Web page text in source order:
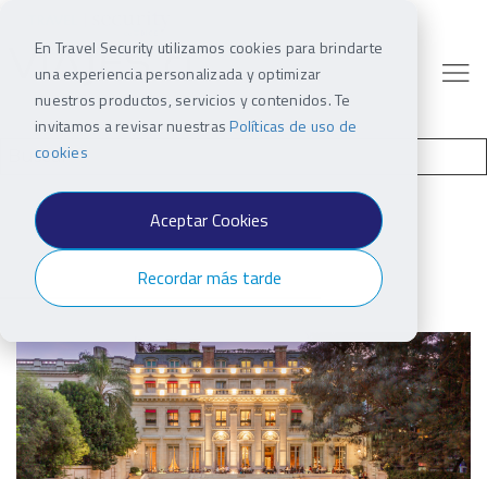
En Travel Security utilizamos cookies para brindarte
una experiencia personalizada y optimizar
nuestros productos, servicios y contenidos. Te
invitamos a revisar nuestrasPolíticas de uso de
cookies
Aceptar Cookies
Recordar más tarde